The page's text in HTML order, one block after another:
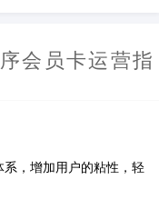
会员卡运营指
，增加用户的粘性，轻